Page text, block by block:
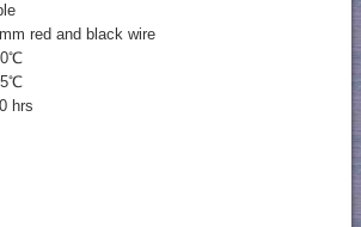
red and black wire
hrs